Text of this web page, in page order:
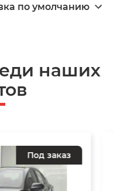
по умолчанию
наших
Под заказ